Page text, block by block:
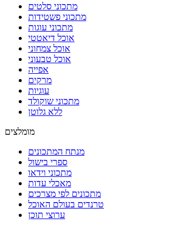
מתכוני סלטים
מתכוני פשטידות
מתכוני עוגות
אוכל דיאטטי
אוכל צמחוני
אוכל טבעוני
אפייה
מרקים
עוגיות
מתכוני שוקולד
ללא גלוטן
מומלצים
מנתח המתכונים
ספרי בישול
מתכוני וידאו
מאכלי עדות
מתכונים לפי מצרכים
טרנדים בעולם האוכל
ערוצי תוכן